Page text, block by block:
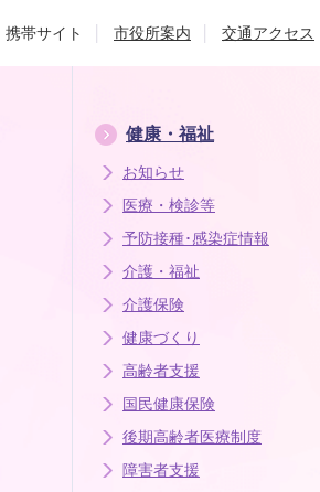
携帯サイト 市役所案内 交通アクセス
健康・福祉
お知らせ
医療・検診等
予防接種･感染症情報
介護・福祉
介護保険
健康づくり
高齢者支援
国民健康保険
後期高齢者医療制度
障害者支援